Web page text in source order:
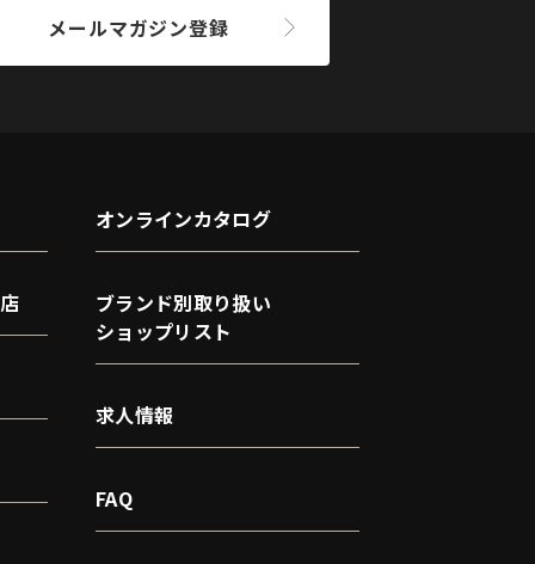
メールマガジン登録
オンラインカタログ
ブランド別取り扱い
ショップリスト
求人情報
FAQ